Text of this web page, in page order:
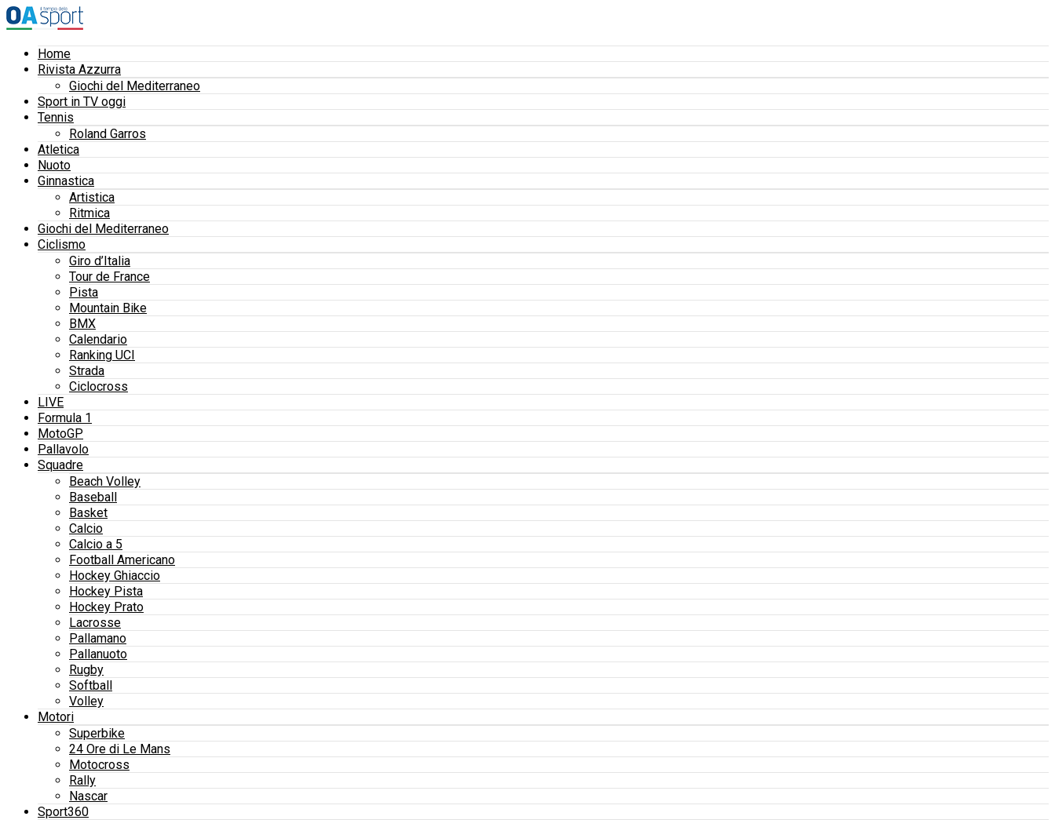
Home
Rivista Azzurra
Giochi del Mediterraneo
Sport in TV oggi
Tennis
Roland Garros
Atletica
Nuoto
Ginnastica
Artistica
Ritmica
Giochi del Mediterraneo
Ciclismo
Giro d’Italia
Tour de France
Pista
Mountain Bike
BMX
Calendario
Ranking UCI
Strada
Ciclocross
LIVE
Formula 1
MotoGP
Pallavolo
Squadre
Beach Volley
Baseball
Basket
Calcio
Calcio a 5
Football Americano
Hockey Ghiaccio
Hockey Pista
Hockey Prato
Lacrosse
Pallamano
Pallanuoto
Rugby
Softball
Volley
Motori
Superbike
24 Ore di Le Mans
Motocross
Rally
Nascar
Sport360